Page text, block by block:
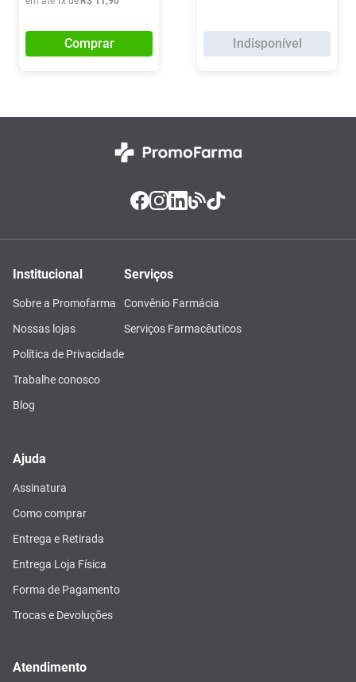
Comprar Indisponível
Institucional
Sobre a Promofarma
Nossas lojas
Política de Privacidade
Trabalhe conosco
Blog
Serviços
Convênio Farmácia
Serviços Farmacêuticos
Ajuda
Assinatura
Como comprar
Entrega e Retirada
Entrega Loja Física
Forma de Pagamento
Trocas e Devoluções
Atendimento